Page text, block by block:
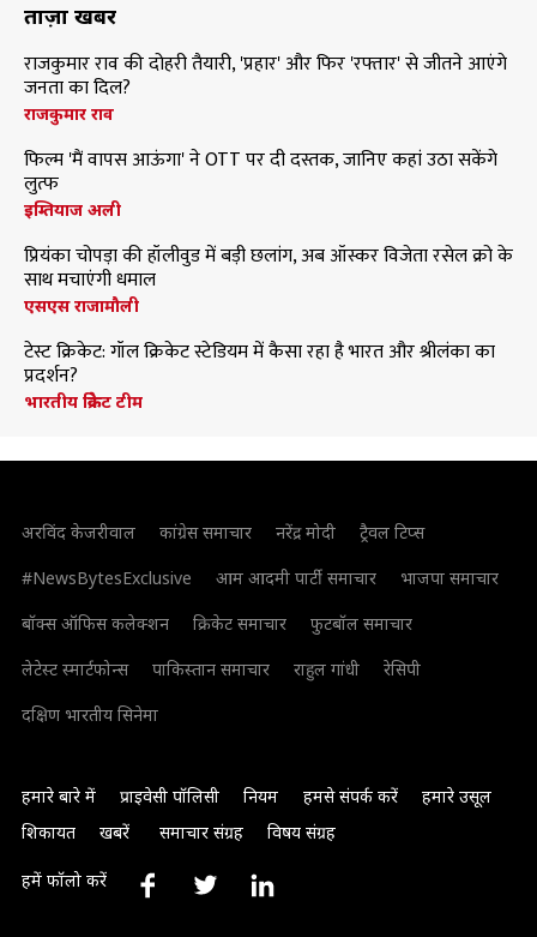
ताज़ा खबरें
राजकुमार राव की दोहरी तैयारी, 'प्रहार' और फिर 'रफ्तार' से जीतने आएंगे
जनता का दिल?
राजकुमार राव
फिल्म 'मैं वापस आऊंगा' ने OTT पर दी दस्तक, जानिए कहां उठा सकेंगे
लुत्फ
इम्तियाज अली
प्रियंका चोपड़ा की हॉलीवुड में बड़ी छलांग, अब ऑस्कर विजेता रसेल क्रो के
साथ मचाएंगी धमाल
एसएस राजामौली
टेस्ट क्रिकेट: गॉल क्रिकेट स्टेडियम में कैसा रहा है भारत और श्रीलंका का
प्रदर्शन?
भारतीय क्रिकेट टीम
अरविंद केजरीवाल कांग्रेस समाचार नरेंद्र मोदी
ट्रैवल टिप्स
#NewsBytesExclusive
आम आदमी पार्टी समाचार
भाजपा समाचार
बॉक्स ऑफिस कलेक्शन
क्रिकेट समाचार
फुटबॉल समाचार
लेटेस्ट स्मार्टफोन्स
पाकिस्तान समाचार राहुल गांधी
रेसिपी
दक्षिण भारतीय सिनेमा
हमारे बारे में प्राइवेसी पॉलिसी नियम हमसे संपर्क करें
हमारे उसूल
शिकायत
खबरें समाचार संग्रह विषय संग्रह
हमें फॉलो करें